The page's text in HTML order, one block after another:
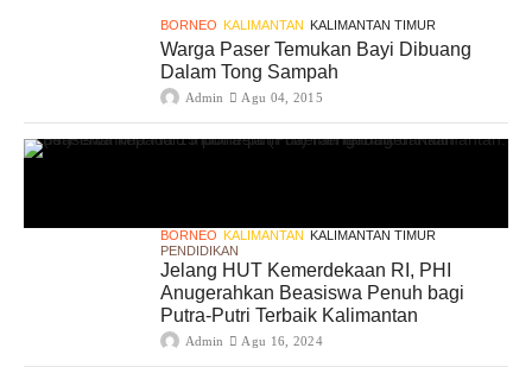
BORNEO KALIMANTAN KALIMANTAN TIMUR
Warga Paser Temukan Bayi Dibuang
Dalam Tong Sampah
Admin Agu 04, 2015
BORNEO KALIMANTAN KALIMANTAN TIMUR
PENDIDIKAN
Jelang HUT Kemerdekaan RI, PHI
Anugerahkan Beasiswa Penuh bagi
Putra-Putri Terbaik Kalimantan
Admin Agu 16, 2024